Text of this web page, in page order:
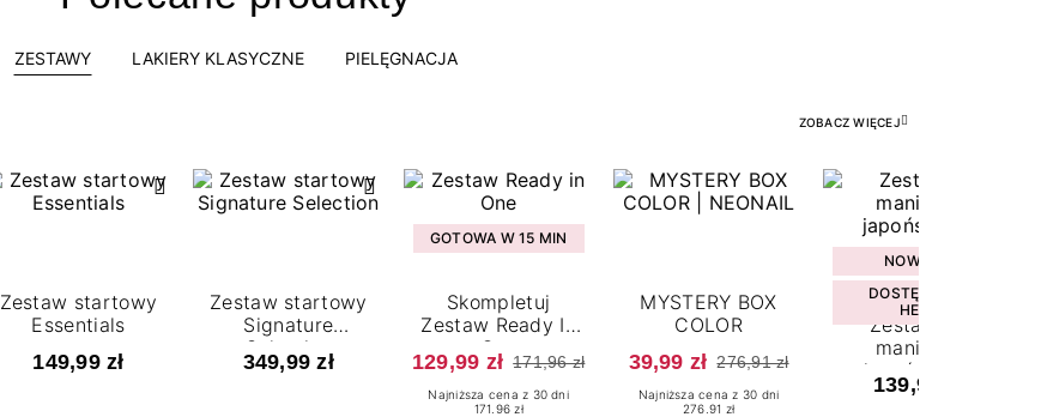
ZESTAWY LAKIERY KLASYCZNE PIELĘGNACJA
ZOBACZ WIĘCEJ
Zestaw startowy
Essentials
149,99 zł
Zestaw startowy
Signature
Selection
349,99 zł
GOTOWA W 15 MIN
Skompletuj
Zestaw Ready In
One
129,99 zł 171,96 zł
Najniższa cena z 30 dni
171.96 zł
MYSTERY BOX
COLOR
39,99 zł 276,91 zł
Najniższa cena z 30 dni
276.91 zł
NOWOŚĆ
DOSTĘPNY W
HEBE
Zestaw do
manicure
japońskiego
139,99 zł